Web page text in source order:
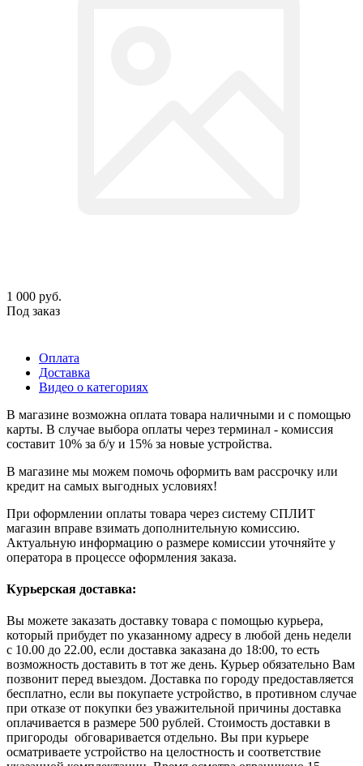
1 000 руб.
Под заказ
Оплата
Доставка
Видео о категориях
В магазине возможна оплата товара наличными и с помощью
карты. В случае выбора оплаты через терминал - комиссия
составит 10% за б/у и 15% за новые устройства.
В магазине мы можем помочь оформить вам рассрочку или
кредит на самых выгодных условиях!
При оформлении оплаты товара через систему СПЛИТ
магазин вправе взимать дополнительную комиссию.
Актуальную информацию о размере комиссии уточняйте у
оператора в процессе оформления заказа.
Курьерская доставка:
Вы можете заказать доставку товара с помощью курьера,
который прибудет по указанному адресу в любой день недели
с 10.00 до 22.00, если доставка заказана до 18:00, то есть
возможность доставить в тот же день. Курьер обязательно Вам
позвонит перед выездом. Доставка по городу предоставляется
бесплатно, если вы покупаете устройство, в противном случае
при отказе от покупки без уважительной причины доставка
оплачивается в размере 500 рублей. Стоимость доставки в
пригороды обговаривается отдельно. Вы при курьере
осматриваете устройство на целостность и соответствие